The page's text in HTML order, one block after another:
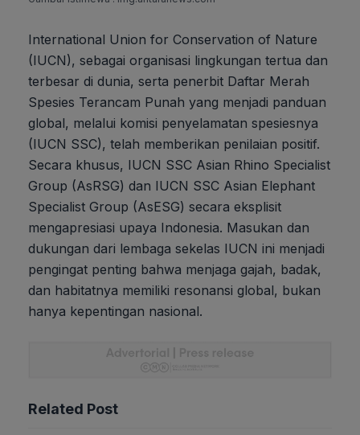
International Union for Conservation of Nature
(IUCN), sebagai organisasi lingkungan tertua dan
terbesar di dunia, serta penerbit Daftar Merah
Spesies Terancam Punah yang menjadi panduan
global, melalui komisi penyelamatan spesiesnya
(IUCN SSC), telah memberikan penilaian positif.
Secara khusus, IUCN SSC Asian Rhino Specialist
Group (AsRSG) dan IUCN SSC Asian Elephant
Specialist Group (AsESG) secara eksplisit
mengapresiasi upaya Indonesia. Masukan dan
dukungan dari lembaga sekelas IUCN ini menjadi
pengingat penting bahwa menjaga gajah, badak,
dan habitatnya memiliki resonansi global, bukan
hanya kepentingan nasional.
Related Post